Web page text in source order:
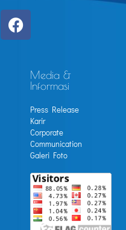
Media &
Informasi
Press Release
Karir
Corporate
Communication
Galeri Foto